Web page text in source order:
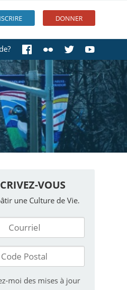
DONNER
VOUS
une Culture de Vie.
moi des mises à jour